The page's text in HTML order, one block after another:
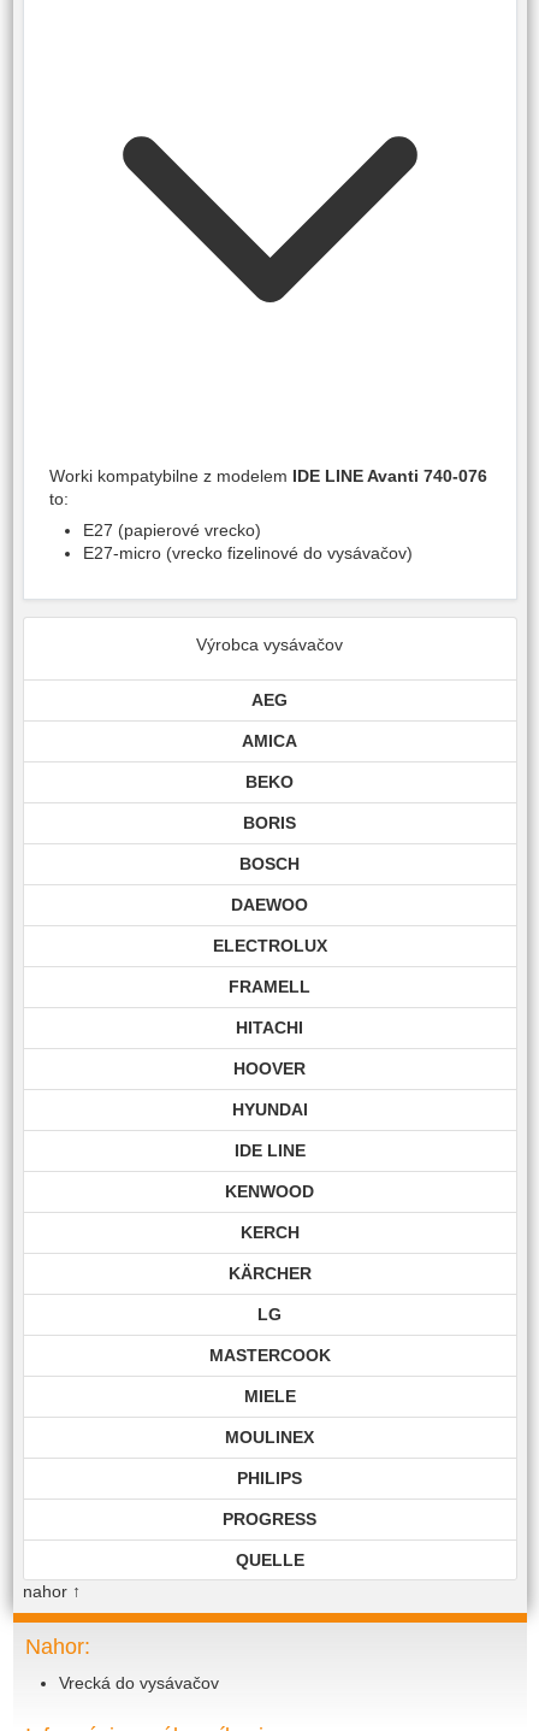
Worki kompatybilne z modelem IDE LINE Avanti 740-076
to:
E27 (papierové vrecko)
E27-micro (vrecko fizelinové do vysávačov)
Výrobca vysávačov
AEG
AMICA
BEKO
BORIS
BOSCH
DAEWOO
ELECTROLUX
FRAMELL
HITACHI
HOOVER
HYUNDAI
IDE LINE
KENWOOD
KERCH
KÄRCHER
LG
MASTERCOOK
MIELE
MOULINEX
PHILIPS
PROGRESS
QUELLE
SIEMENS
nahor↑
Nahor:
Vrecká do vysávačov